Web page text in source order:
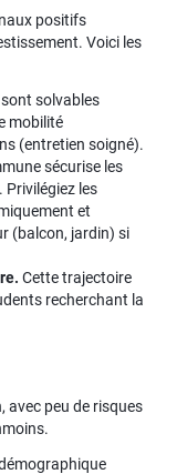
positifs
Voici les
solvables
mobilité
(entretien soigné).
sécurise les
Privilégiez les
et
(balcon, jardin) si
Cette trajectoire
recherchant la
avec peu de risques